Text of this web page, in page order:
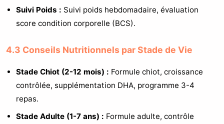
Suivi Poids : Suivi poids hebdomadaire, évaluation
score condition corporelle (BCS).
4.3 Conseils Nutritionnels par Stade de Vie
Stade Chiot (2-12 mois) : Formule chiot, croissance
contrôlée, supplémentation DHA, programme 3-4
repas.
Stade Adulte (1-7 ans) : Formule adulte, contrôle